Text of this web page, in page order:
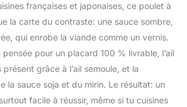
françaises et japonaises, ce poulet à
la carte du contraste: une sauce sombre,
qui enrobe la viande comme un vernis.
pour un placard 100 % livrable, l’ail
grâce à l’ail semoule, et la
la sauce soja et du mirin. Le résultat: un
facile à réussir, même si tu cuisines